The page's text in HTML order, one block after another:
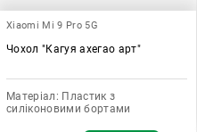
Xiaomi Mi 9 Pro 5G
Чохол "Кагуя ахегао арт"
Матеріал: Пластик з
силіконовими бортами